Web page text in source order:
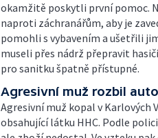
okamžitě poskytli první pomoc.
naproti záchranářům, aby je
pomohli s vybavením a ušetřili
museli přes nádrž přepravit
pro sanitku špatně přístupné.
Agresivní muž rozbil
Agresivní muž kopal v Karlových
obsahující látku HHC. Podle